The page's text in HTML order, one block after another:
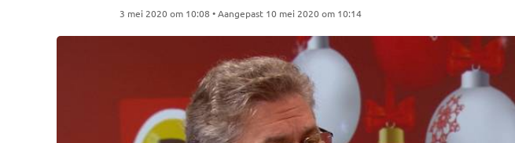
3 mei 2020 om 10:08 • Aangepast 10 mei 2020 om 10:14